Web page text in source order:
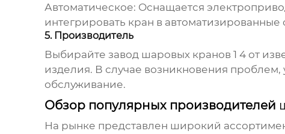
Автоматическое: Оснащается
интегрировать кран в автоматизированные
5. Производитель
Выбирайте завод шаровых кранов 1 4от
изделия. В случае возникновения проблем,
обслуживание.
Обзор популярных производителей
На рынке представлен широкий